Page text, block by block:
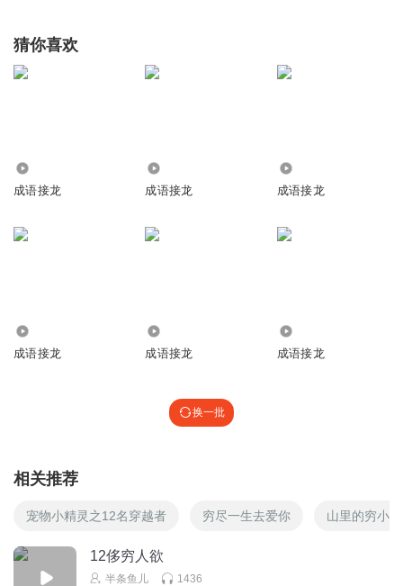
猜你喜欢
成语接龙 成语接龙 成语接龙
成语接龙 成语接龙 成语接龙
换一批
相关推荐
宠物小精灵之12名穿越者 穷尽一生去爱你 山里的穷小子
12侈穷人欲
半条鱼儿 1436